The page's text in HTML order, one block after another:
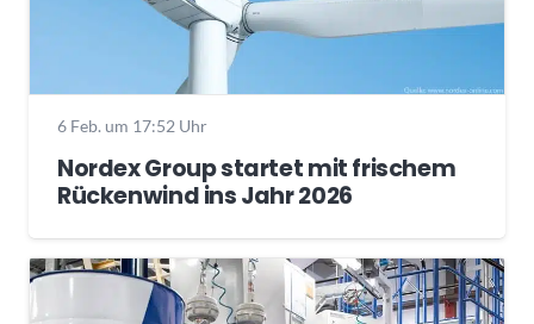
6 Feb. um 17:52 Uhr
Nordex Group startet mit frischem
Rückenwind ins Jahr 2026